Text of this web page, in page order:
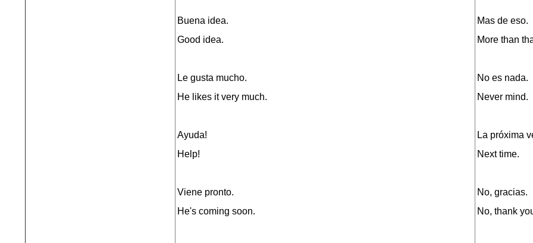
Buena idea.
Good idea.
Le gusta mucho.
He likes it very much.
Ayuda!
Help!
Viene pronto.
He's coming soon.
Mas de eso.
More than
No es nada.
Never mind.
La próxima
Next time.
No, gracias.
No, thank